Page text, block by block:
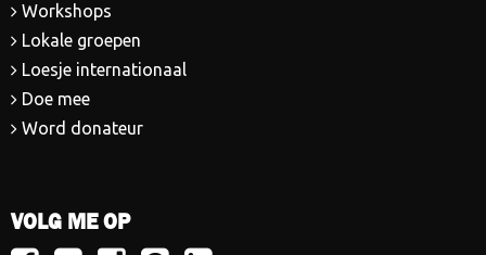
Workshops
Lokale groepen
Loesje internationaal
Doe mee
Word donateur
VOLG ME OP